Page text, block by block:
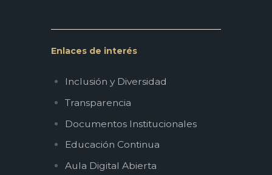
Enlaces de interés
Inclusión y Diversidad
Transparencia
Documentos Institucionales
Educación Continua
Aula Digital Abierta